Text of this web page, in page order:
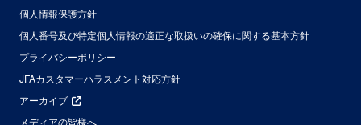
個人情報保護方針
個人番号及び特定個人情報の適正な取扱いの確保に関する基本方針
プライバシーポリシー
JFAカスタマーハラスメント対応方針
アーカイブ
メディアの皆様へ